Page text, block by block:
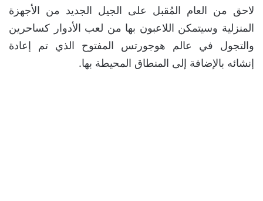
لاحق من العام المُقبل على الجيل الجديد من الأجهزة
المنزلية وسيتمكن اللاعبون بها من لعب الأدوار كساحرين
والتجول في عالم هوجورتس المفتوح الذي تم إعادة
إنشائه بالإضافة إلى المنطاق المحيطة بها.